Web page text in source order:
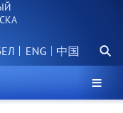
中国